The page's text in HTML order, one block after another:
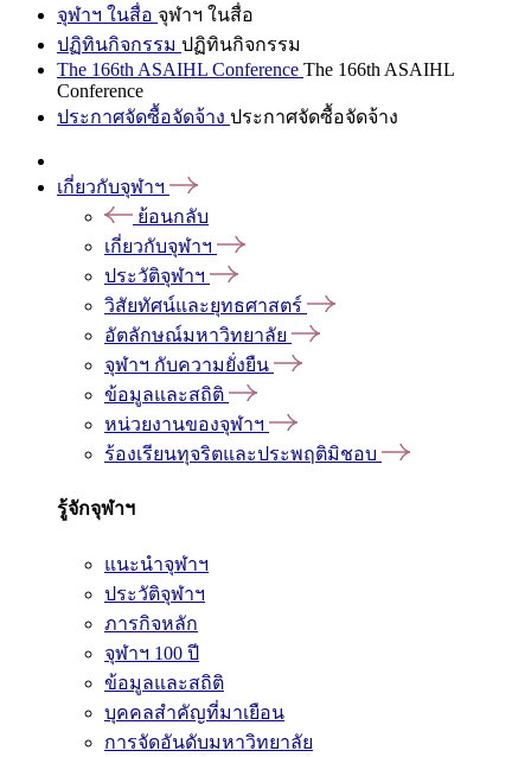
จุฬาฯ ในสื่อ จุฬาฯ ในสื่อ
ปฏิทินกิจกรรม ปฏิทินกิจกรรม
The 166th ASAIHL Conference The 166th ASAIHL
Conference
ประกาศจัดซื้อจัดจ้าง ประกาศจัดซื้อจัดจ้าง
เกี่ยวกับจุฬาฯ
ย้อนกลับ
เกี่ยวกับจุฬาฯ
ประวัติจุฬาฯ
วิสัยทัศน์และยุทธศาสตร์
อัตลักษณ์มหาวิทยาลัย
จุฬาฯ กับความยั่งยืน
ข้อมูลและสถิติ
หน่วยงานของจุฬาฯ
ร้องเรียนทุจริตและประพฤติมิชอบ
รู้จักจุฬาฯ
แนะนำจุฬาฯ
ประวัติจุฬาฯ
ภารกิจหลัก
จุฬาฯ 100 ปี
ข้อมูลและสถิติ
บุคคลสำคัญที่มาเยือน
การจัดอันดับมหาวิทยาลัย